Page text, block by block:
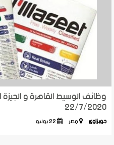
22/7/2020
جوبزاوى مصر 22 يوليو